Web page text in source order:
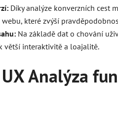
Díky analýze konverzních cest
které zvýší
Na základě dat o chování
větší interaktivitě a loajalitě.
Analýza